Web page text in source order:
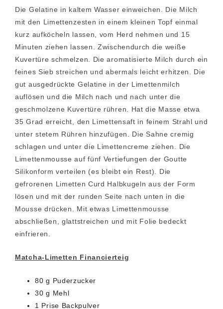
Die Gelatine in kaltem Wasser einweichen. Die Milch
mit den Limettenzesten in einem kleinen Topf einmal
kurz aufköcheln lassen, vom Herd nehmen und 15
Minuten ziehen lassen. Zwischendurch die weiße
Kuvertüre schmelzen. Die aromatisierte Milch durch ein
feines Sieb streichen und abermals leicht erhitzen. Die
gut ausgedrückte Gelatine in der Limettenmilch
auflösen und die Milch nach und nach unter die
geschmolzene Kuvertüre rühren. Hat die Masse etwa
35 Grad erreicht, den Limettensaft in feinem Strahl und
unter stetem Rühren hinzufügen. Die Sahne cremig
schlagen und unter die Limettencreme ziehen. Die
Limettenmousse auf fünf Vertiefungen der Goutte
Silikonform verteilen (es bleibt ein Rest). Die
gefrorenen Limetten Curd Halbkugeln aus der Form
lösen und mit der runden Seite nach unten in die
Mousse drücken. Mit etwas Limettenmousse
abschließen, glattstreichen und mit Folie bedeckt
einfrieren.
Matcha-Limetten Financierteig
80 g Puderzucker
30 g Mehl
1 Prise Backpulver